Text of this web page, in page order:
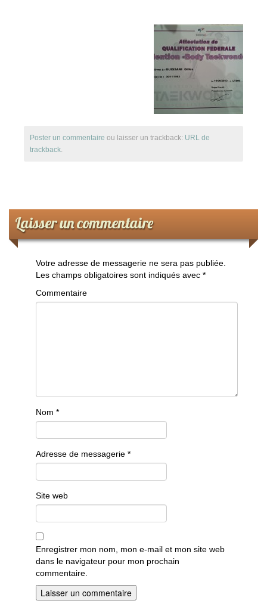
Poster un commentaire ou laisser un trackback: URL de
trackback.
Laisser un commentaire
Votre adresse de messagerie ne sera pas publiée.
Les champs obligatoires sont indiqués avec *
Commentaire
Nom *
Adresse de messagerie *
Site web
Enregistrer mon nom, mon e-mail et mon site web
dans le navigateur pour mon prochain
commentaire.